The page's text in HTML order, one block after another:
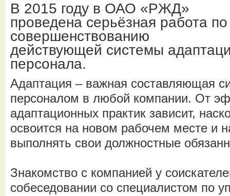
В 2015 году в ОАО «РЖД»
проведена серьёзная работа по
совершенствованию
действующей системы
персонала.
Адаптация – важная составляющая
персоналом в любой компании. От
адаптационных практик зависит,
освоится на новом рабочем месте и
выполнять свои должностные
Знакомство с компанией у
собеседовании со специалистом по